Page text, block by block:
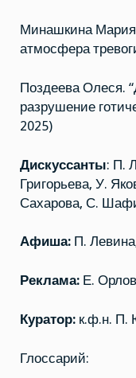
Минашкина
атмосфера
Поздеева Олеся.
разрушение
2025)
Дискуссанты: П.
Григорьева, У.
Сахарова, С.
Афиша: П.
Реклама: Е.
Куратор: к.ф.н. П.
Глоссарий: